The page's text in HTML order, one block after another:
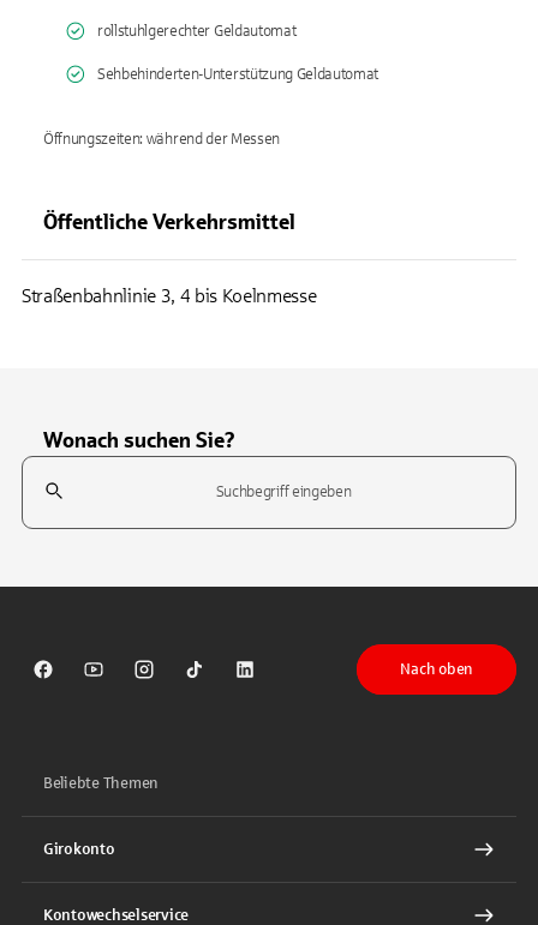
rollstuhlgerechter Geldautomat
Sehbehinderten-Unterstützung Geldautomat
Öffnungszeiten: während der Messen
Öffentliche Verkehrsmittel
Straßenbahnlinie 3, 4 bis Koelnmesse
Wonach suchen Sie?
Suchfeld
Sparkasse auf Facebook
Sparkasse auf Youtube
Sparkasse auf Instagram
Sparkasse auf TikTok
Sparkasse auf LinkedIn
Nach oben
Beliebte Themen
Girokonto
Kontowechselservice